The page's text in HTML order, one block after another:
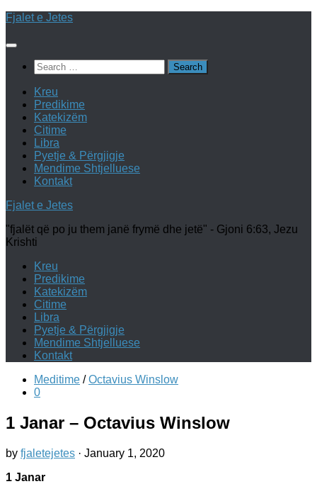
Skip
content
Fjalet e Jetes
Search
for:
Kreu
Predikime
Katekizëm
Citime
Libra
Pyetje & Përgjigje
Mendime Shtjelluese
Kontakt
Fjalet e Jetes
"fjalët që po ju them janë frymë dhe jetë" - Gjoni 6:63, Jezu
Krishti
Kreu
Predikime
Katekizëm
Citime
Libra
Pyetje & Përgjigje
Mendime Shtjelluese
Kontakt
Meditime / Octavius Winslow
0
1 Janar – Octavius Winslow
by fjaletejetes · January 1, 2020
1 Janar